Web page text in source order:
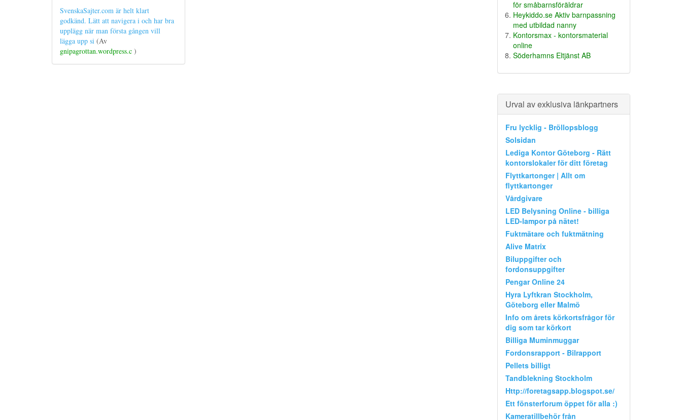
SvenskaSajter.com är helt klart
godkänd. Lätt att navigera i och har bra
upplägg när man första gången vill
lägga upp si (Av
gnipagrottan.wordpress.c )
för småbarnsföräldrar
Heykiddo.se Aktiv barnpassning
med utbildad nanny
Kontorsmax - kontorsmaterial
online
Söderhamns Eltjänst AB
Urval av exklusiva länkpartners
Fru lycklig - Bröllopsblogg
Solsidan
Lediga Kontor Göteborg - Rätt
kontorslokaler för ditt företag
Flyttkartonger | Allt om
flyttkartonger
Vårdgivare
LED Belysning Online - billiga
LED-lampor på nätet!
Fuktmätare och fuktmätning
Alive Matrix
Biluppgifter och
fordonsuppgifter
Pengar Online 24
Hyra Lyftkran Stockholm,
Göteborg eller Malmö
Info om årets körkortsfrågor för
dig som tar körkort
Billiga Muminmuggar
Fordonsrapport - Bilrapport
Pellets billigt
Tandblekning Stockholm
Http://foretagsapp.blogspot.se/
Ett fönsterforum öppet för alla :)
Kameratillbehör från